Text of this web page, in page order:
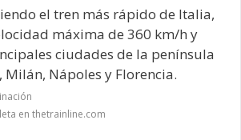
el tren más rápido de Italia,
máxima de 360 km/h y
ciudades de la península
Milán, Nápoles y Florencia.
en thetrainline.com